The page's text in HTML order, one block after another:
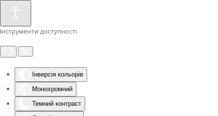
Інструменти доступності
Інверсія кольорів
Монохромний
Темний контраст